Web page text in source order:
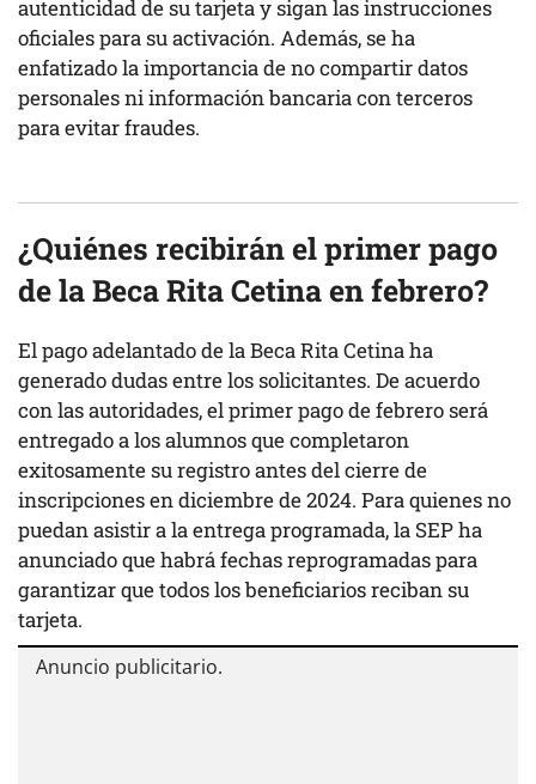
autenticidad de su tarjeta y sigan las instrucciones
oficiales para su activación. Además, se ha
enfatizado la importancia de no compartir datos
personales ni información bancaria con terceros
para evitar fraudes.
¿Quiénes recibirán el primer pago
de la Beca Rita Cetina en febrero?
El pago adelantado de la Beca Rita Cetina ha
generado dudas entre los solicitantes. De acuerdo
con las autoridades, el primer pago de febrero será
entregado a los alumnos que completaron
exitosamente su registro antes del cierre de
inscripciones en diciembre de 2024. Para quienes no
puedan asistir a la entrega programada, la SEP ha
anunciado que habrá fechas reprogramadas para
garantizar que todos los beneficiarios reciban su
tarjeta.